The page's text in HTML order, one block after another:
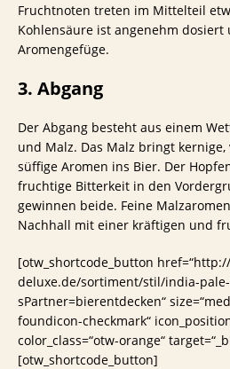
Fruchtnoten treten im Mittelteil
Kohlensäure ist angenehm
Aromengefüge.
3. Abgang
Der Abgang besteht aus einem
und Malz. Das Malz bringt
süffige Aromen ins Bier. Der
fruchtige Bitterkeit in den
gewinnen beide. Feine
Nachhall mit einer kräftigen und
[otw_shortcode_button
deluxe.de/sortiment/stil/india-
sPartner=bierentdecken“
foundicon-checkmark“
color_class=“otw-orange“
[otw_shortcode_button]